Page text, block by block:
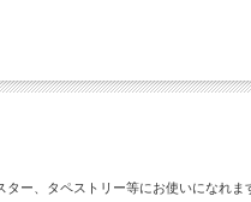
ー、タペストリー等にお使いになれま